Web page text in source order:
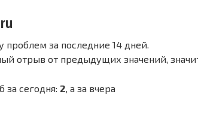
за последние 14 дней.
отрыв от предыдущих значений,
за сегодня: 2, а за вчера